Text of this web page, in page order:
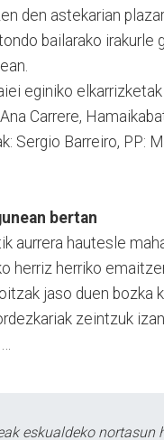
den astekarian
bailarako irakurle
eginiko
Carrere,
Sergio Barreiro, PP:
bertan
aurrera hautesle
herriz herriko
jaso duen
zeintzuk
eskualdeko